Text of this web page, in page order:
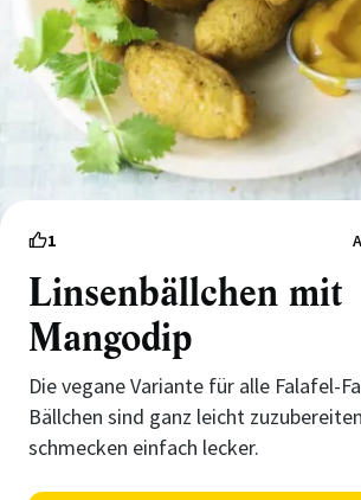
1
Linsenbällchen mit
Mangodip
Die vegane Variante für alle Falafel-
Bällchen sind ganz leicht
schmecken einfach lecker.